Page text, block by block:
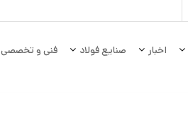
اخبار صنایع فولاد فنی و تخصصی